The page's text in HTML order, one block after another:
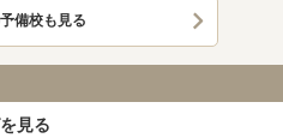
備校も見る
見る